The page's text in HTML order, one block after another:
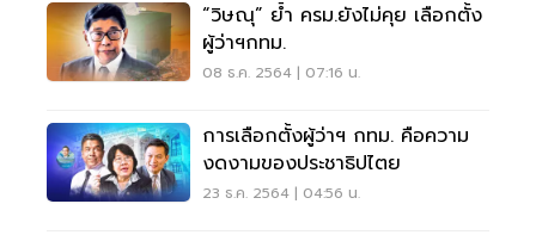
“วิษณุ” ย้ำ ครม.ยังไม่คุย เลือกตั้ง
ผู้ว่าฯกทม.
08 ธ.ค. 2564 | 07:16 น.
การเลือกตั้งผู้ว่าฯ กทม. คือความ
งดงามของประชาธิปไตย
23 ธ.ค. 2564 | 04:56 น.